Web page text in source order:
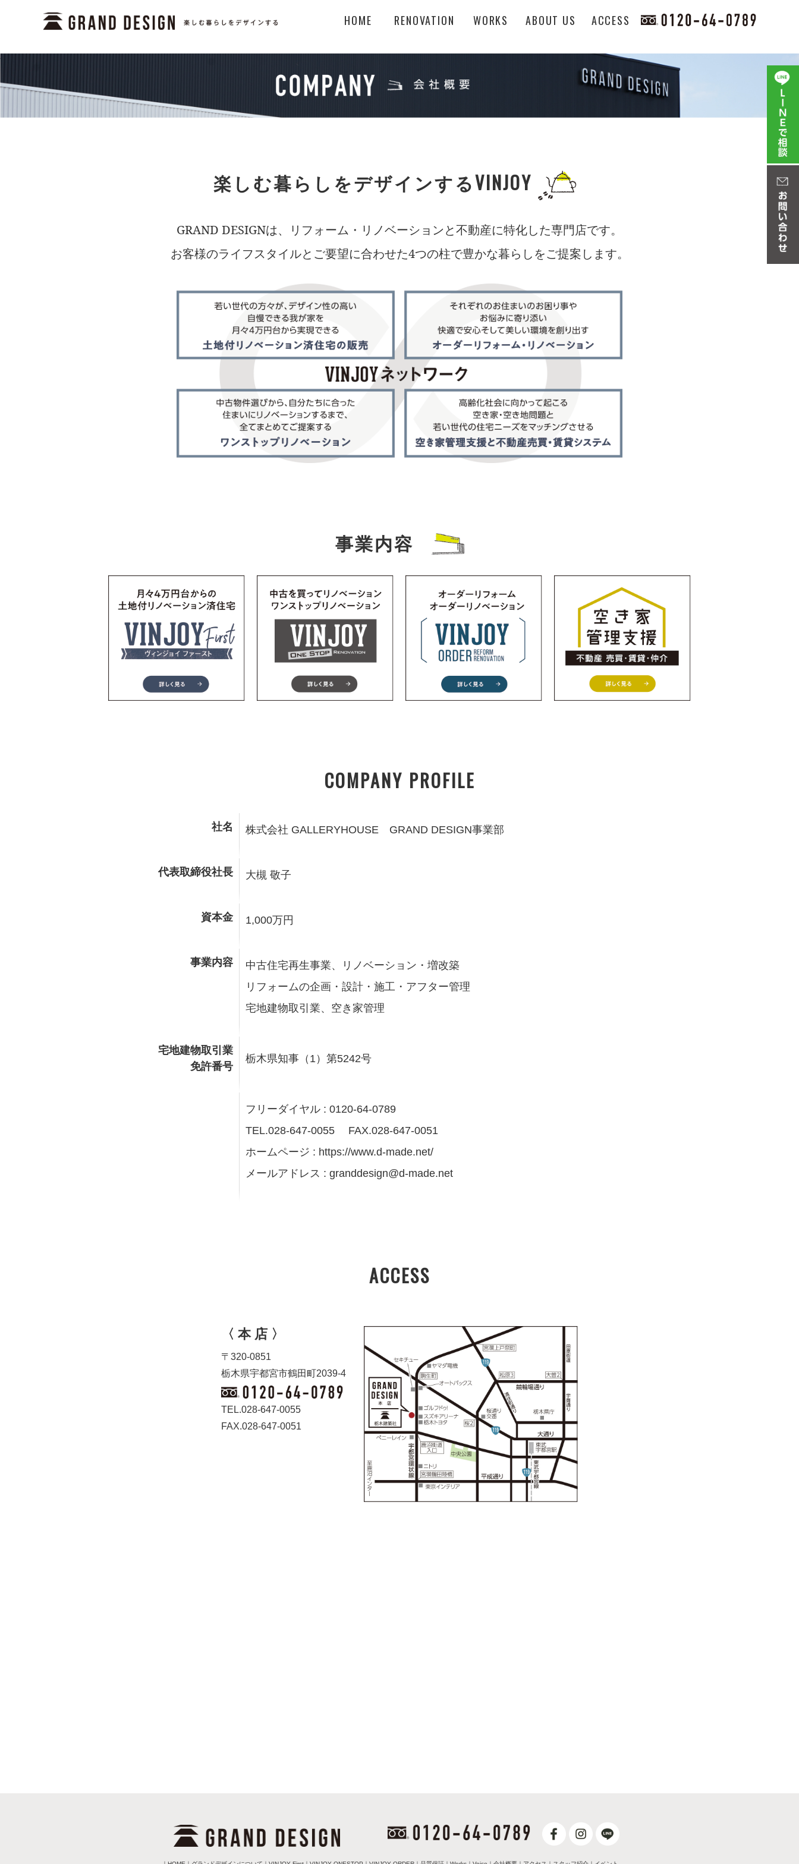
HOME RENOVATION WORKS ABOUT US ACCESS
楽しむ暮らしをデザインするVINJOY
GRAND DESIGNは、リフォーム・リノベーションと不動産に特化した専門店です。
お客様のライフスタイルとご要望に合わせた4つの柱で豊かな暮らしをご提案します。
事業内容
COMPANY PROFILE
社名 株式会社 GALLERYHOUSE GRAND DESIGN事業部
代表取締役社長 大槻 敬子
資本金 1,000万円
事業内容
中古住宅再生事業、リノベーション・増改築
リフォームの企画・設計・施工・アフター管理
宅地建物取引業、空き家管理
宅地建物取引業
免許番号
栃木県知事（1）第5242号
フリーダイヤル : 0120-64-0789
TEL.028-647-0055 FAX.028-647-0051
ホームページ : https://www.d-made.net/
メールアドレス : granddesign@d-made.net
ACCESS
〈 本 店 〉
〒320-0851
栃木県宇都宮市鶴田町2039-4
TEL.028-647-0055
FAX.028-647-0051